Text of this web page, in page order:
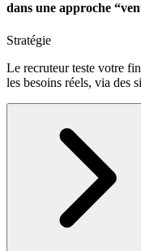
dans une approche
Stratégie
Le recruteur teste votre
les besoins réels, via des